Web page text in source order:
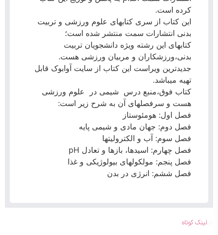
کرده است.
این کتاب از سری کتابهای علوم ورزشی و تربیت
بدنی انتشارات سمت منتشر شده است؛
کتابهای این رشته ویژه دانشجویان تربیت
بدنی،ورزشکاران و مربیان ورزشی هست.
جدیدترین ویراست این کتاب از سایت آوابوک قابل
تهیه میباشد‌.
کتاب فوق،منبع درس شیمی در علوم ورزشی
هست و سرفصلهای آن به شرح زیر است:
فصل اول: هومئوستاز
فصل دوم: جهان مادى و شیمى پایه
فصل سوم: آب و الکترولیتها
فصل چهارم: اسیدها، بازها و تعادل pH
فصل پنجم: مولکولهای بیولوژیکی و غذا
فصل ششم: انرژی در بدن
لینک کوتاه